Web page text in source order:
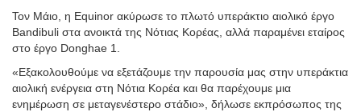
Τον Μάιο, η Equinor ακύρωσε το πλωτό υπεράκτιο αιολικό έργο
Bandibuli στα ανοικτά της Νότιας Κορέας, αλλά παραμένει εταίρος
στο έργο Donghae 1.
«Εξακολουθούμε να εξετάζουμε την παρουσία μας στην υπεράκτια
αιολική ενέργεια στη Νότια Κορέα και θα παρέχουμε μια
ενημέρωση σε μεταγενέστερο στάδιο», δήλωσε εκπρόσωπος της